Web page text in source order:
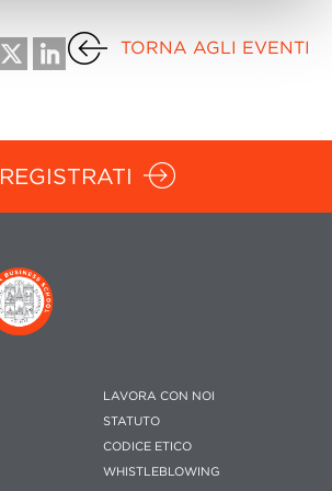
TORNA AGLI EVENTI
REGISTRATI
LAVORA CON NOI
STATUTO
CODICE ETICO
WHISTLEBLOWING